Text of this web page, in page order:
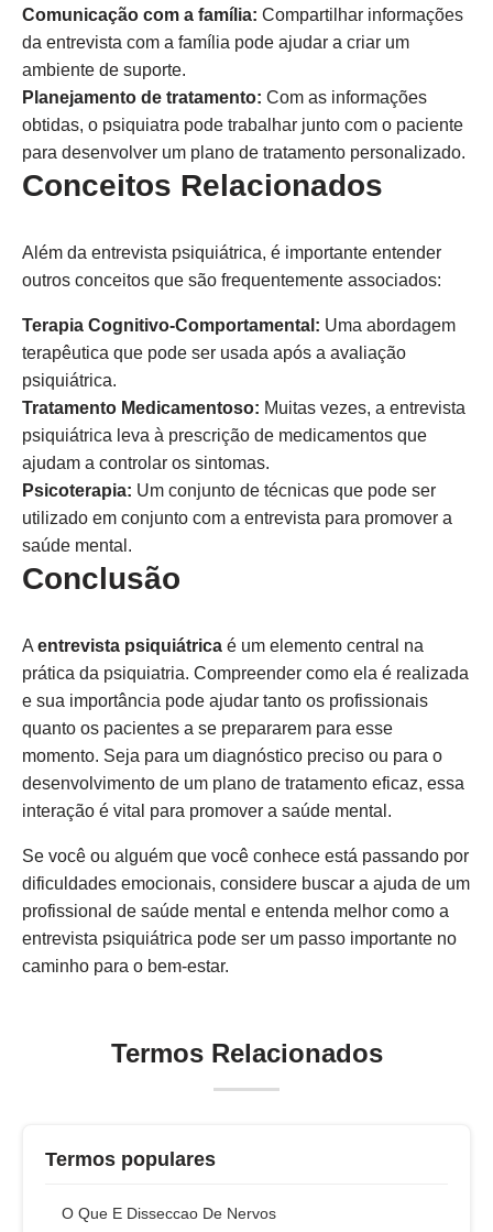
Comunicação com a família: Compartilhar informações
da entrevista com a família pode ajudar a criar um
ambiente de suporte.
Planejamento de tratamento: Com as informações
obtidas, o psiquiatra pode trabalhar junto com o paciente
para desenvolver um plano de tratamento personalizado.
Conceitos Relacionados
Além da entrevista psiquiátrica, é importante entender
outros conceitos que são frequentemente associados:
Terapia Cognitivo-Comportamental: Uma abordagem
terapêutica que pode ser usada após a avaliação
psiquiátrica.
Tratamento Medicamentoso: Muitas vezes, a entrevista
psiquiátrica leva à prescrição de medicamentos que
ajudam a controlar os sintomas.
Psicoterapia: Um conjunto de técnicas que pode ser
utilizado em conjunto com a entrevista para promover a
saúde mental.
Conclusão
A entrevista psiquiátrica é um elemento central na
prática da psiquiatria. Compreender como ela é realizada
e sua importância pode ajudar tanto os profissionais
quanto os pacientes a se prepararem para esse
momento. Seja para um diagnóstico preciso ou para o
desenvolvimento de um plano de tratamento eficaz, essa
interação é vital para promover a saúde mental.
Se você ou alguém que você conhece está passando por
dificuldades emocionais, considere buscar a ajuda de um
profissional de saúde mental e entenda melhor como a
entrevista psiquiátrica pode ser um passo importante no
caminho para o bem-estar.
Termos Relacionados
Termos populares
O Que E Disseccao De Nervos